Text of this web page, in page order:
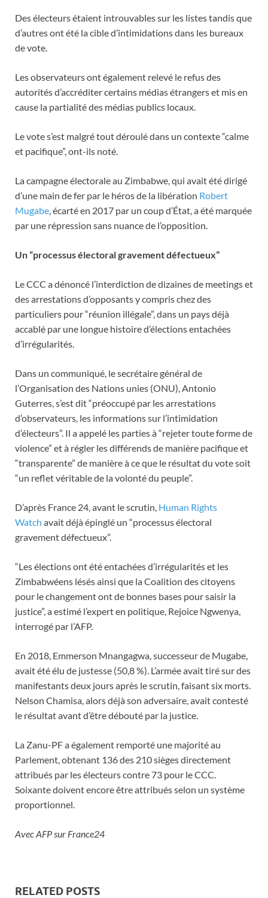
Des électeurs étaient introuvables sur les listes tandis que
d’autres ont été la cible d’intimidations dans les bureaux
de vote.
Les observateurs ont également relevé le refus des
autorités d’accréditer certains médias étrangers et mis en
cause la partialité des médias publics locaux.
Le vote s’est malgré tout déroulé dans un contexte “calme
et pacifique”, ont-ils noté.
La campagne électorale au Zimbabwe, qui avait été dirigé
d’une main de fer par le héros de la libération Robert
Mugabe, écarté en 2017 par un coup d’État, a été marquée
par une répression sans nuance de l’opposition.
Un “processus électoral gravement défectueux”
Le CCC a dénoncé l’interdiction de dizaines de meetings et
des arrestations d’opposants y compris chez des
particuliers pour “réunion illégale”, dans un pays déjà
accablé par une longue histoire d’élections entachées
d’irrégularités.
Dans un communiqué, le secrétaire général de
l’Organisation des Nations unies (ONU), Antonio
Guterres, s’est dit “préoccupé par les arrestations
d’observateurs, les informations sur l’intimidation
d’électeurs”. Il a appelé les parties à “rejeter toute forme de
violence” et à régler les différends de manière pacifique et
“transparente” de manière à ce que le résultat du vote soit
“un reflet véritable de la volonté du peuple”.
D’après France 24, avant le scrutin, Human Rights
Watch avait déjà épinglé un “processus électoral
gravement défectueux”.
“Les élections ont été entachées d’irrégularités et les
Zimbabwéens lésés ainsi que la Coalition des citoyens
pour le changement ont de bonnes bases pour saisir la
justice”, a estimé l’expert en politique, Rejoice Ngwenya,
interrogé par l’AFP.
En 2018, Emmerson Mnangagwa, successeur de Mugabe,
avait été élu de justesse (50,8 %). L’armée avait tiré sur des
manifestants deux jours après le scrutin, faisant six morts.
Nelson Chamisa, alors déjà son adversaire, avait contesté
le résultat avant d’être débouté par la justice.
La Zanu-PF a également remporté une majorité au
Parlement, obtenant 136 des 210 sièges directement
attribués par les électeurs contre 73 pour le CCC.
Soixante doivent encore être attribués selon un système
proportionnel.
Avec AFP sur France24
RELATED POSTS